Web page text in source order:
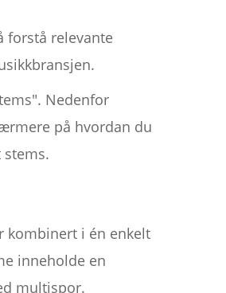
forstå relevante
Nedenfor
på hvordan du
kombinert i én enkelt
inneholde en
multispor.